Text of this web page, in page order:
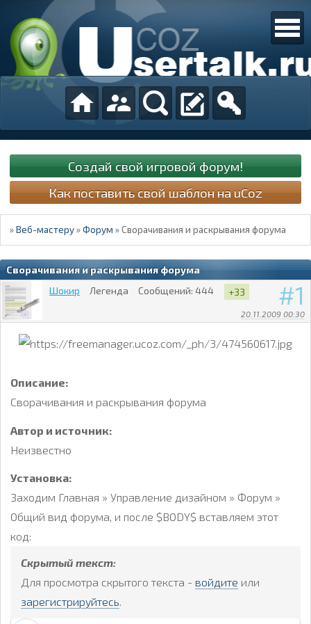
Создай свой игровой форум!
Как поставить свой шаблон на uCoz
»Веб-мастеру »Форум » Cворачивания и раскрывания форума
Cворачивания и раскрывания форума
1
20.11.2009 00:30
Шокир Легенда Сообщений: 444 +33
Описание:
Сворачивания и раскрывания форума
Автор и источник:
Неизвестно
Установка:
Заходим Главная » Управление дизайном » Форум »
Общий вид форума, и после $BODY$ вставляем этот
код:
Скрытый текст:
Для просмотра скрытого текста - войдите или
зарегистрируйтесь.